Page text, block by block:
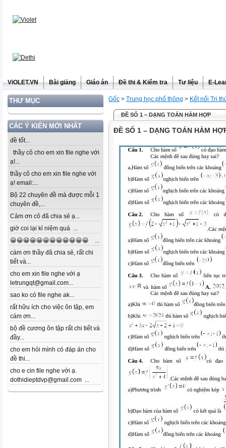
ViOLET.VN Bài giảng Giáo án Đề thi & Kiểm tra Tư liệu E-
THƯ MỤC
CÁC Ý KIẾN MỚI NHẤT
đề tốt...
thầy cô cho em xin file nghe với
ạ!...
thầy cô cho em xin file nghe với
ạ! email:...
Bộ 22 chuyên đề mà được mỗi 1
chuyên đề,...
Cảm ơn cô đã chia sẻ ạ...
giờ coi lại kỉ niệm quá ...
😀😀😀😀😀😀😀😀😀😀😀😀 ...
cám ơn thầy đã chia sẻ, rất chi
tiết và...
cho em xin file nghe với ạ
letrungqt@gmail.com...
sao ko có file nghe ak...
rất hữu ích cho việc ôn tập, em
cám ơn...
bộ đề cương ôn tập rất chi tiết và
đầy...
cho em hỏi mình có đáp án cho
đề thi...
cho e cin file nghe với ạ.
dothidieptdvp@gmail.com ...
Gốc > Trung học phổ thông > Kết nối Tri
ĐỀ SỐ 1 – DẠNG TOÁN HÀM HỢP
ĐỀ SỐ 1 – DẠNG TOÁN HÀM